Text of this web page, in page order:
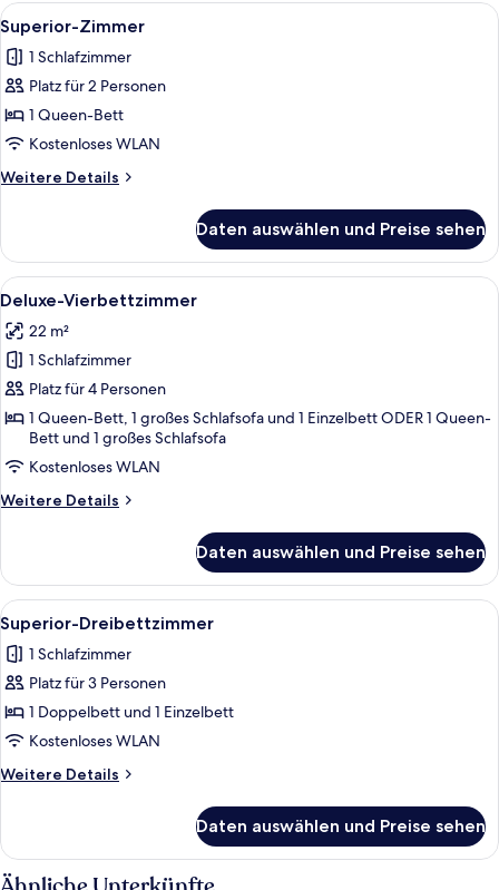
Alle
Fotos
für
Superior-
Zimmer
anzeigen
Ein Hotelzimmer mit einem großen
3
Superior-Zimmer
1 Schlafzimmer
Platz für 2 Personen
1 Queen-Bett
Kostenloses WLAN
Weitere Details
Weitere
Zimmer
Daten auswählen und Preise sehen
Alle
Fotos
für
Deluxe-
Vierbettzimmer
anzeigen
Ein Hotelzimmer mit einem Bett,
4
Deluxe-Vierbettzimmer
22 m²
1 Schlafzimmer
Platz für 4 Personen
1 Queen-Bett, 1 großes Schlafsofa und 1 Einzelbett ODER 1 Queen-
Bett und 1 großes Schlafsofa
Kostenloses WLAN
Weitere Details
Weitere
Vierbettzimmer
Daten auswählen und Preise sehen
Alle
Fotos
für
Superior-
Dreibettzimmer
anzeigen
Superior-Dreibettzimmer |
1
Superior-Dreibettzimmer
1 Schlafzimmer
Platz für 3 Personen
1 Doppelbett und 1 Einzelbett
Kostenloses WLAN
Weitere Details
Weitere
Dreibettzimmer
Daten auswählen und Preise sehen